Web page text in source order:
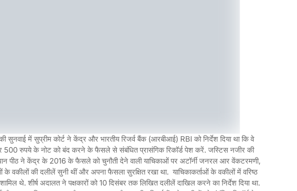
में सुप्रीम कोर्ट ने केंद्र और भारतीय रिजर्व बैंक (आरबीआई) RBI को निर्देश दिया था कि वे
रुपये के नोट को बंद करने के फैसले से संबंधित प्रासंगिक रिकॉर्ड पेश करें. जस्टिस नजीर की
पीठ ने केंद्र के 2016 के फैसले को चुनौती देने वाली याचिकाओं पर अटॉर्नी जनरल आर वेंकटरमणी,
वकीलों की दलीलें सुनी थीं और अपना फैसला सुरक्षित रखा था. याचिकाकर्ताओं के वकीलों में वरिष्ठ
थे. शीर्ष अदालत ने पक्षकारों को 10 दिसंबर तक लिखित दलीलें दाखिल करने का निर्देश दिया था.